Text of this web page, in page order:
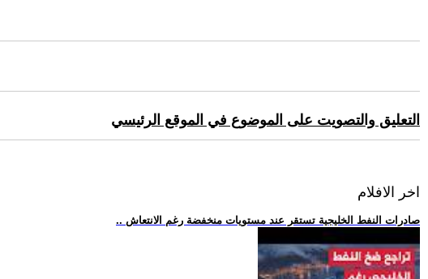
التعليق والتصويت على الموضوع في الموقع الرئيسي
اخر الافلام
.. صادرات النفط الخليجية تستقر عند مستويات منخفضة رغم الانتعاش